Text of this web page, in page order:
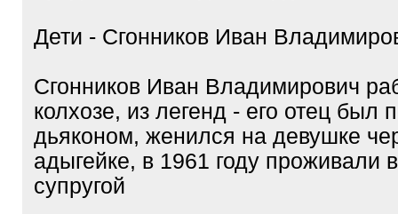
Дети - Сгонников Иван
Сгонников Иван Владимирович
колхозе, из легенд - его отец был
дьяконом, женился на девушке
адыгейке, в 1961 году проживали
супругой